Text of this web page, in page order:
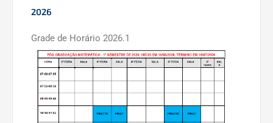
2026
Grade de Horário 2026.1